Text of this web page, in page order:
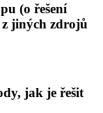
(o řešení
z jiných zdrojů
jak je řešit